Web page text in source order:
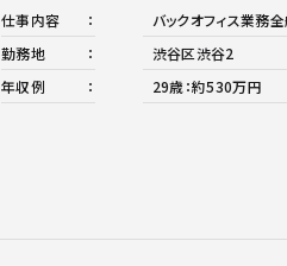
仕事内容
バックオフィス業務全
勤務地
渋谷区渋谷2
年収例
29歳：約530万円